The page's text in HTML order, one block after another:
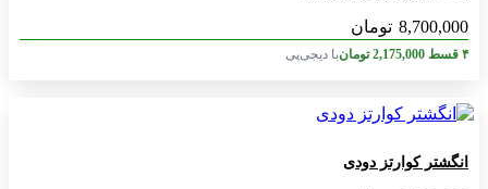
8,700,000 تومان
۴ قسط 2,175,000 تومانبا دیجی‌پی
انگشتر کوارتز دودی